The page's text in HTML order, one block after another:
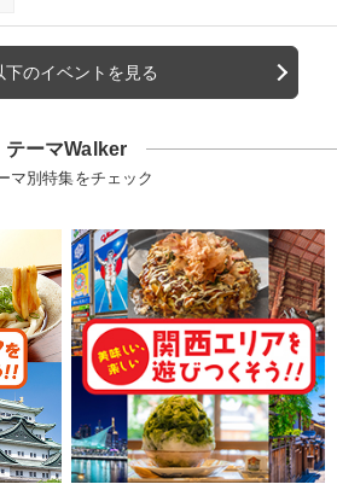
下のイベントを見る
テーマWalker
マ別特集をチェック